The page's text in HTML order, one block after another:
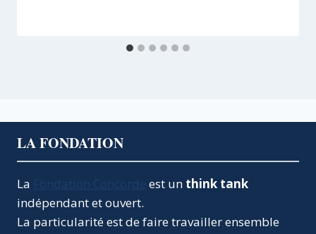
LA FONDATION
La Fondation Concorde est un think tank
indépendant et ouvert.
La particularité est de faire travailler ensemble